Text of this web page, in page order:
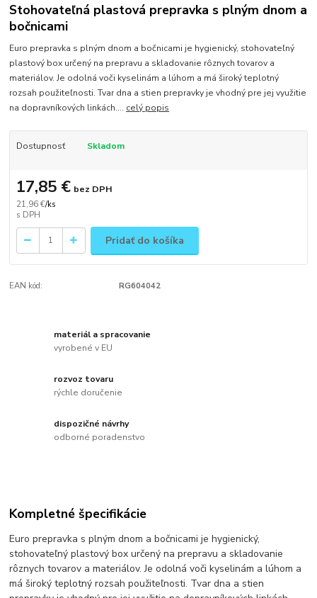
Stohovateľná plastová prepravka s plným dnom a
bočnicami
Euro prepravka s plným dnom a bočnicami je hygienický, stohovateľný
plastový box určený na prepravu a skladovanie rôznych tovarov a
materiálov. Je odolná voči kyselinám a lúhom a má široký teplotný
rozsah použiteľnosti. Tvar dna a stien prepravky je vhodný pre jej využitie
na dopravníkových linkách.... celý popis
Dostupnosť Skladom
21,96 €/ks
17,85 € bez DPH
Pridať do košíka
EAN kód: RG604042
materiál a spracovanie
vyrobené v EU
rozvoz tovaru
rýchle doručenie
dispozičné návrhy
odborné poradenstvo
Kompletné špecifikácie
Euro prepravka s plným dnom a bočnicami je hygienický,
stohovateľný plastový box určený na prepravu a skladovanie
rôznych tovarov a materiálov. Je odolná voči kyselinám a lúhom a
má široký teplotný rozsah použiteľnosti. Tvar dna a stien